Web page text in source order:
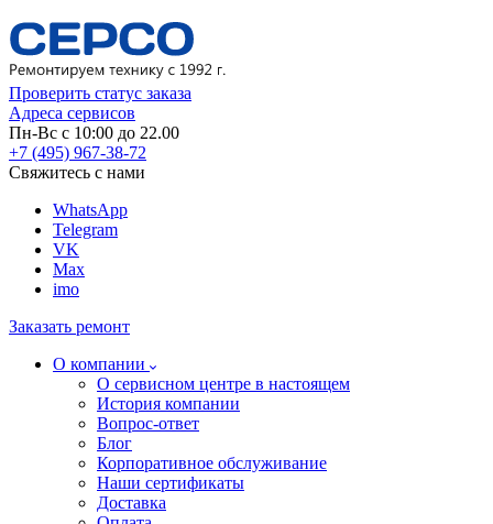
Проверить статус заказа
Адреса сервисов
Пн-Вс с 10:00 до 22.00
+7 (495) 967-38-72
Свяжитесь с нами
WhatsApp
Telegram
VK
Max
imo
Заказать ремонт
О компании
О сервисном центре в настоящем
История компании
Вопрос-ответ
Блог
Корпоративное обслуживание
Наши сертификаты
Доставка